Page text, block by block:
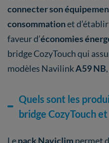
connecter son
consommationet
faveur d’économies
bridge CozyTouch qui
modèles NavilinkA59 NB,
Quels sont les
bridge CozyTouch
Lepack Naviclim permet